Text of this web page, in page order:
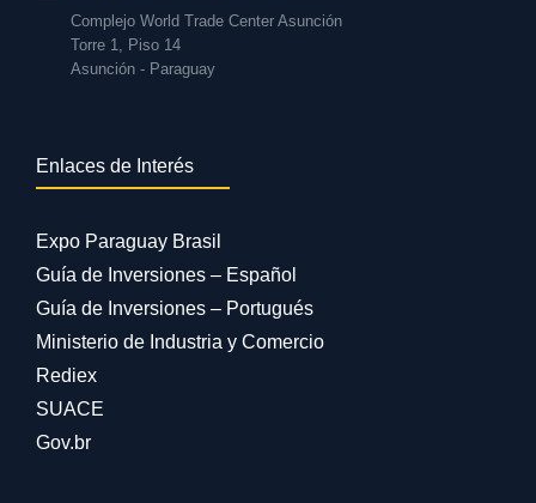
Complejo World Trade Center Asunción
Torre 1, Piso 14
Asunción - Paraguay
Enlaces de Interés
Expo Paraguay Brasil
Guía de Inversiones – Español
Guía de Inversiones – Portugués
Ministerio de Industria y Comercio
Rediex
SUACE
Gov.br